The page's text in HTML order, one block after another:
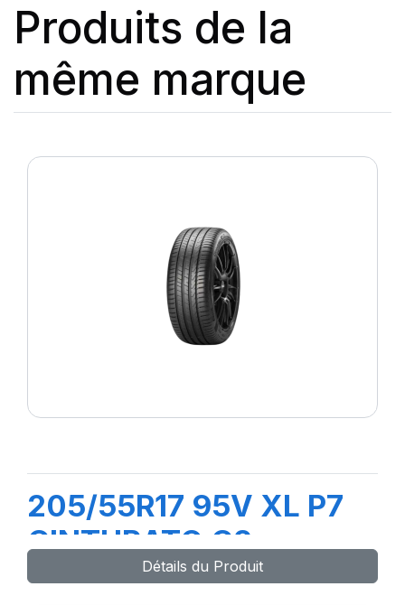
Produits de la
même marque
205/55R17 95V XL P7
CINTURATO C2
Détails du Produit